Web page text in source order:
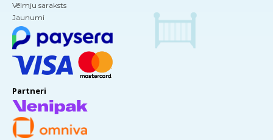
Vēlmju saraksts
Jaunumi
Partneri